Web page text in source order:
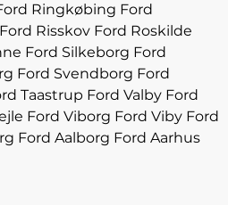
Ringkøbing Ford
Ford Risskov Ford Roskilde
Ford Silkeborg Ford
Ford Svendborg Ford
Taastrup Ford Valby Ford
Ford Viborg Ford Viby Ford
Ford Aalborg Ford Aarhus